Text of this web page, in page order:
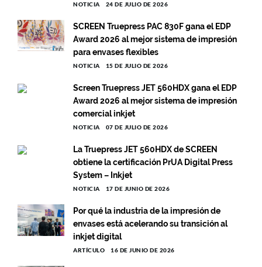
NOTICIA 24 DE JULIO DE 2026
SCREEN Truepress PAC 830F gana el EDP
Award 2026 al mejor sistema de impresión
para envases flexibles
NOTICIA 15 DE JULIO DE 2026
Screen Truepress JET 560HDX gana el EDP
Award 2026 al mejor sistema de impresión
comercial inkjet
NOTICIA 07 DE JULIO DE 2026
La Truepress JET 560HDX de SCREEN
obtiene la certificación PrUA Digital Press
System – Inkjet
NOTICIA 17 DE JUNIO DE 2026
Por qué la industria de la impresión de
envases está acelerando su transición al
inkjet digital
ARTÍCULO 16 DE JUNIO DE 2026